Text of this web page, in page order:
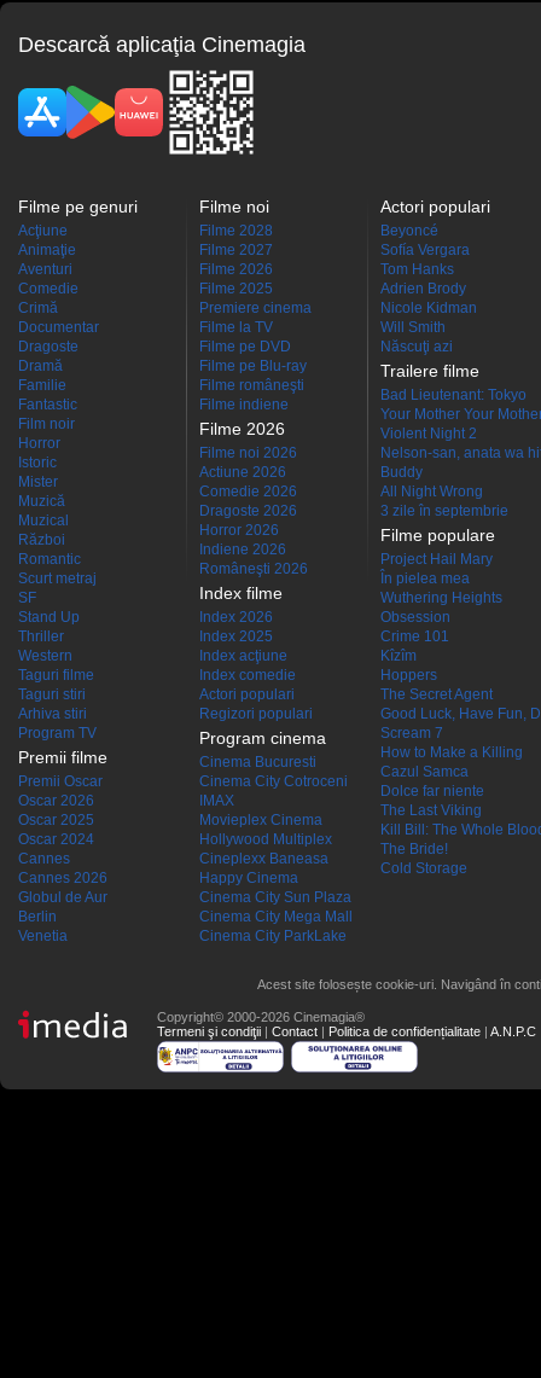
Descarcă aplicaţia Cinemagia
Filme pe genuri
Acţiune
Animaţie
Aventuri
Comedie
Crimă
Documentar
Dragoste
Dramă
Familie
Fantastic
Film noir
Horror
Istoric
Mister
Muzică
Muzical
Război
Romantic
Scurt metraj
SF
Stand Up
Thriller
Western
Taguri filme
Taguri stiri
Arhiva stiri
Program TV
Premii filme
Premii Oscar
Oscar 2026
Oscar 2025
Oscar 2024
Cannes
Cannes 2026
Globul de Aur
Berlin
Venetia
Filme noi
Filme 2028
Filme 2027
Filme 2026
Filme 2025
Premiere cinema
Filme la TV
Filme pe DVD
Filme pe Blu-ray
Filme româneşti
Filme indiene
Filme 2026
Filme noi 2026
Actiune 2026
Comedie 2026
Dragoste 2026
Horror 2026
Indiene 2026
Româneşti 2026
Index filme
Index 2026
Index 2025
Index acţiune
Index comedie
Actori populari
Regizori populari
Program cinema
Cinema Bucuresti
Cinema City Cotroceni
IMAX
Movieplex Cinema
Hollywood Multiplex
Cineplexx Baneasa
Happy Cinema
Cinema City Sun Plaza
Cinema City Mega Mall
Cinema City ParkLake
Actori populari
Beyoncé
Sofía Vergara
Tom Hanks
Adrien Brody
Nicole Kidman
Will Smith
Născuţi azi
Trailere filme
Bad Lieutenant: Tokyo
Your Mother Your
Violent Night 2
Nelson-san, anata wa
Buddy
All Night Wrong
3 zile în septembrie
Filme populare
Project Hail Mary
În pielea mea
Wuthering Heights
Obsession
Crime 101
Kîzîm
Hoppers
The Secret Agent
Good Luck, Have Fun,
Scream 7
How to Make a Killing
Cazul Samca
Dolce far niente
The Last Viking
Kill Bill: The Whole
The Bride!
Cold Storage
Acest site folosește cookie-uri. Navigând în
Copyright© 2000-2026 Cinemagia®
Termeni şi condiţii | Contact | Politica de confidențialitate | A.N.P.C